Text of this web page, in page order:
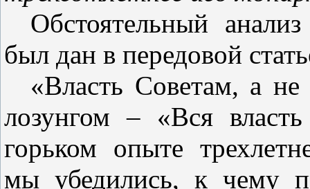
Обстоятельный
был дан в передовой
«Власть Советам, а
лозунгом – «Вся
горьком опыте
мы убедились, к чему